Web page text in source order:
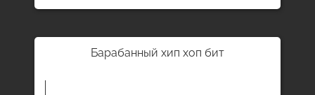
Барабанный хип хоп бит